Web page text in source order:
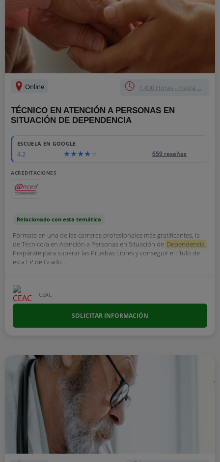
Online 1.400 Horas - Hasta ...
TÉCNICO EN ATENCIÓN A PERSONAS EN
SITUACIÓN DE DEPENDENCIA
ESCUELA EN GOOGLE
4.2 659 reseñas
ACREDITACIONES
Relacionado con esta temática
Fórmate en una de las carreras profesionales más gratificantes, la
de Técnico/a en Atención a Personas en Situación de Dependencia .
Prepárate para superar las Pruebas Libres y conseguir el título de
esta FP de Grado...
CEAC
SOLICITAR INFORMACIÓN